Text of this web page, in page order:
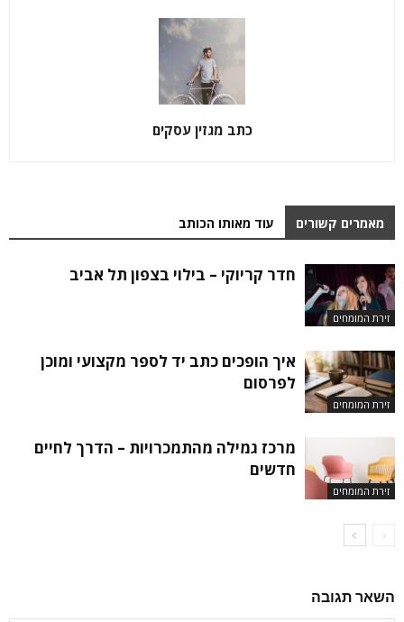
כתב מגזין עסקים
מאמרים קשורים עוד מאותו הכותב
זירת המומחים
חדר קריוקי – בילוי בצפון תל אביב
זירת המומחים
איך הופכים כתב יד לספר מקצועי ומוכן
לפרסום
זירת המומחים
מרכז גמילה מהתמכרויות – הדרך לחיים
חדשים
השאר תגובה